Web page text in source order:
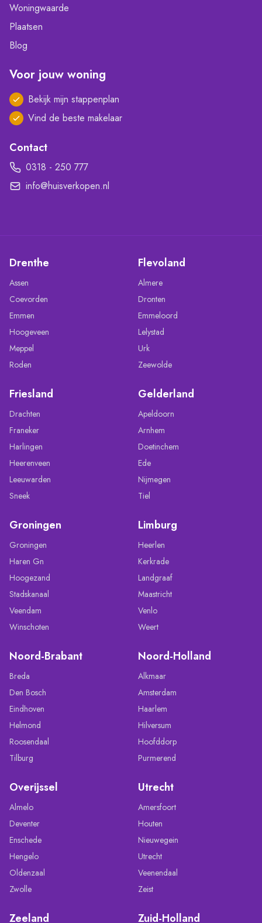
Woningwaarde
Plaatsen
Blog
Voor jouw woning
Bekijk mijn stappenplan
Vind de beste makelaar
Contact
0318 - 250 777
info@huisverkopen.nl
Drenthe
Assen
Coevorden
Emmen
Hoogeveen
Meppel
Roden
Flevoland
Almere
Dronten
Emmeloord
Lelystad
Urk
Zeewolde
Friesland
Drachten
Franeker
Harlingen
Heerenveen
Leeuwarden
Sneek
Gelderland
Apeldoorn
Arnhem
Doetinchem
Ede
Nijmegen
Tiel
Groningen
Groningen
Haren Gn
Hoogezand
Stadskanaal
Veendam
Winschoten
Limburg
Heerlen
Kerkrade
Landgraaf
Maastricht
Venlo
Weert
Noord-Brabant
Breda
Den Bosch
Eindhoven
Helmond
Roosendaal
Tilburg
Noord-Holland
Alkmaar
Amsterdam
Haarlem
Hilversum
Hoofddorp
Purmerend
Overijssel
Almelo
Deventer
Enschede
Hengelo
Oldenzaal
Zwolle
Utrecht
Amersfoort
Houten
Nieuwegein
Utrecht
Veenendaal
Zeist
Zeeland Zuid-Holland